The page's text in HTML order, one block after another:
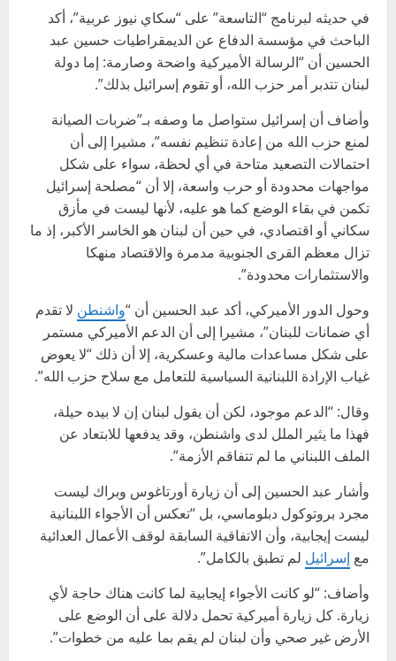
في حديثه لبرنامج “التاسعة” على “سكاي نيوز عربية”، أكد
الباحث في مؤسسة الدفاع عن الديمقراطيات حسين عبد
الحسين أن “الرسالة الأميركية واضحة وصارمة: إما دولة
لبنان تتدبر أمر حزب الله، أو تقوم إسرائيل بذلك”.
وأضاف أن إسرائيل ستواصل ما وصفه بـ”ضربات الصيانة
لمنع حزب الله من إعادة تنظيم نفسه”، مشيرا إلى أن
احتمالات التصعيد متاحة في أي لحظة، سواء على شكل
مواجهات محدودة أو حرب واسعة، إلا أن “مصلحة إسرائيل
تكمن في بقاء الوضع كما هو عليه، لأنها ليست في مأزق
سكاني أو اقتصادي، في حين أن لبنان هو الخاسر الأكبر، إذ ما
تزال معظم القرى الجنوبية مدمرة والاقتصاد منهكا
والاستثمارات محدودة”.
وحول الدور الأميركي، أكد عبد الحسين أن “واشنطن لا تقدم
أي ضمانات للبنان”، مشيرا إلى أن الدعم الأميركي مستمر
على شكل مساعدات مالية وعسكرية، إلا أن ذلك “لا يعوض
غياب الإرادة اللبنانية السياسية للتعامل مع سلاح حزب الله”.
وقال: “الدعم موجود، لكن أن يقول لبنان إن لا بيده حيلة،
فهذا ما يثير الملل لدى واشنطن، وقد يدفعها للابتعاد عن
الملف اللبناني ما لم تتفاقم الأزمة”.
وأشار عبد الحسين إلى أن زيارة أورتاغوس وبراك ليست
مجرد بروتوكول دبلوماسي، بل “تعكس أن الأجواء اللبنانية
ليست إيجابية، وأن الاتفاقية السابقة لوقف الأعمال العدائية
مع إسرائيل لم تطبق بالكامل”.
وأضاف: “لو كانت الأجواء إيجابية لما كانت هناك حاجة لأي
زيارة. كل زيارة أميركية تحمل دلالة على أن الوضع على
الأرض غير صحي وأن لبنان لم يقم بما عليه من خطوات”.